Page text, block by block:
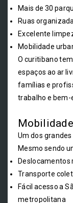
Mais de 30
Ruas
Excelente
Mobilidade
O curitibano
espaços ao ar
famílias e
trabalho e bem-
Um dos
Mesmo sendo
Deslocamentos
Transporte
Fácil acesso a
metropolitana